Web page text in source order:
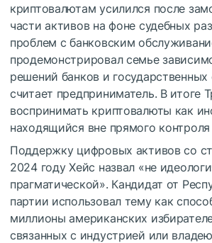
криптовалютам усилился после
части активов на фоне судебных
проблем с банковским
продемонстрировал семье
решений банков и государственных
считает предприниматель. В итоге
воспринимать криптовалюты как
находящийся вне прямого контроля
Поддержку цифровых активов со
2024 году Хейс назвал «не
прагматической». Кандидат от
партии использовал тему как
миллионы американских
связанных с индустрией или